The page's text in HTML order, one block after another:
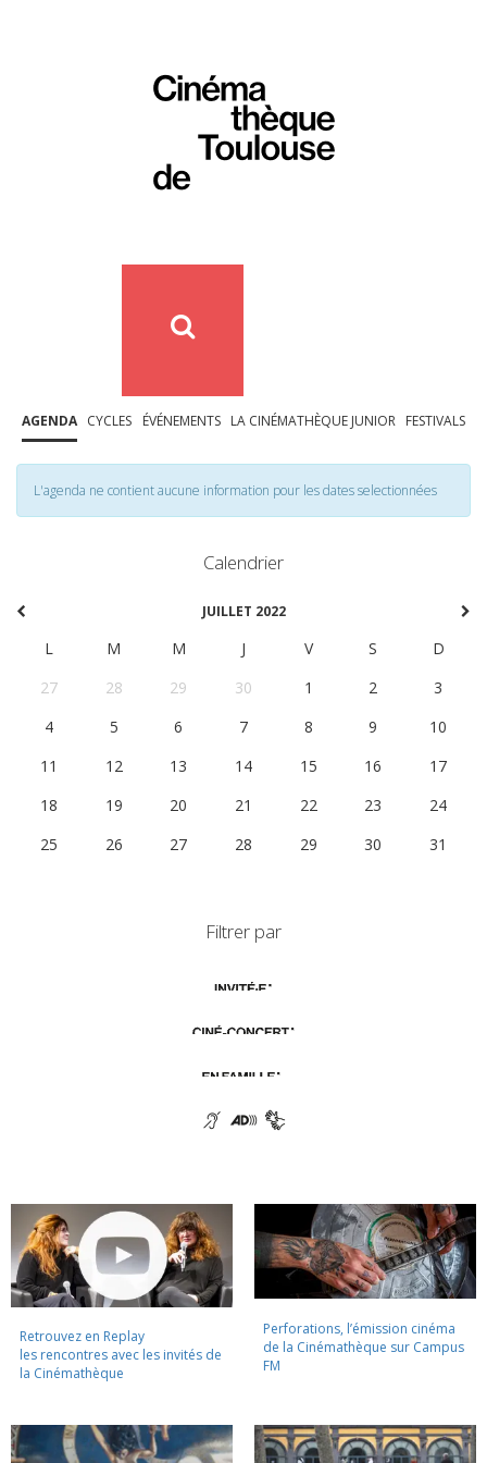
AGENDA CYCLES ÉVÉNEMENTS LA CINÉMATHÈQUE JUNIOR FESTIVALS
L'agenda ne contient aucune information pour les dates selectionnées
Calendrier
JUILLET 2022
L M M J V S
D
27
28 29 30 1 2
3
4
5 6 7 8 9
10
11
12 13 14 15 16
17
18
19 20 21 22 23
24
25
26 27 28 29 30 31
Filtrer par
Retrouvez en Replay
les rencontres avec les invités de
la Cinémathèque
Perforations, l’émission cinéma
de la Cinémathèque sur Campus
FM